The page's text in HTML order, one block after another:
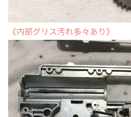
《内部グリス汚れ多々あり》